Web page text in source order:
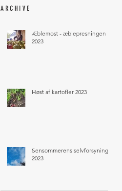
Æblemost - æblepresningen
2023
Høst af kartofler 2023
Sensommerens selvforsyning
2023
ARCHIVE